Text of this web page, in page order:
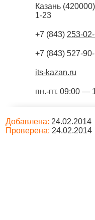
Казань (420000
1-23
+7 (843) 253-
+7 (843) 527-
its-kazan.ru
пн.-пт. 09:00 —
Добавлена: 24.02.2014
Проверена: 24.02.2014